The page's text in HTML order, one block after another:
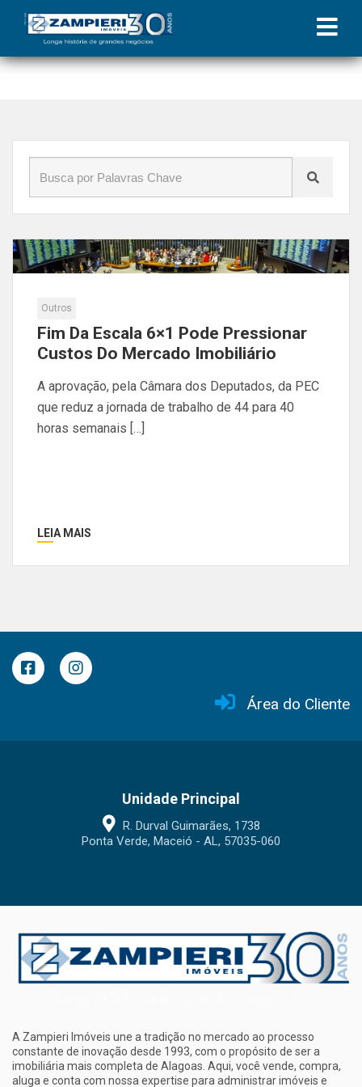
Início»Blog»dos
Outros
Fim Da Escala 6×1 Pode Pressionar
Custos Do Mercado Imobiliário
A aprovação, pela Câmara dos Deputados, da PEC
que reduz a jornada de trabalho de 44 para 40
horas semanais […]
LEIA MAIS
Área do Cliente
Unidade Principal
R. Durval Guimarães, 1738
Ponta Verde, Maceió - AL, 57035-060
A Zampieri Imóveis une a tradição no mercado ao processo
constante de inovação desde 1993, com o propósito de ser a
imobiliária mais completa de Alagoas. Aqui, você vende, compra,
aluga e conta com nossa expertise para administrar imóveis e